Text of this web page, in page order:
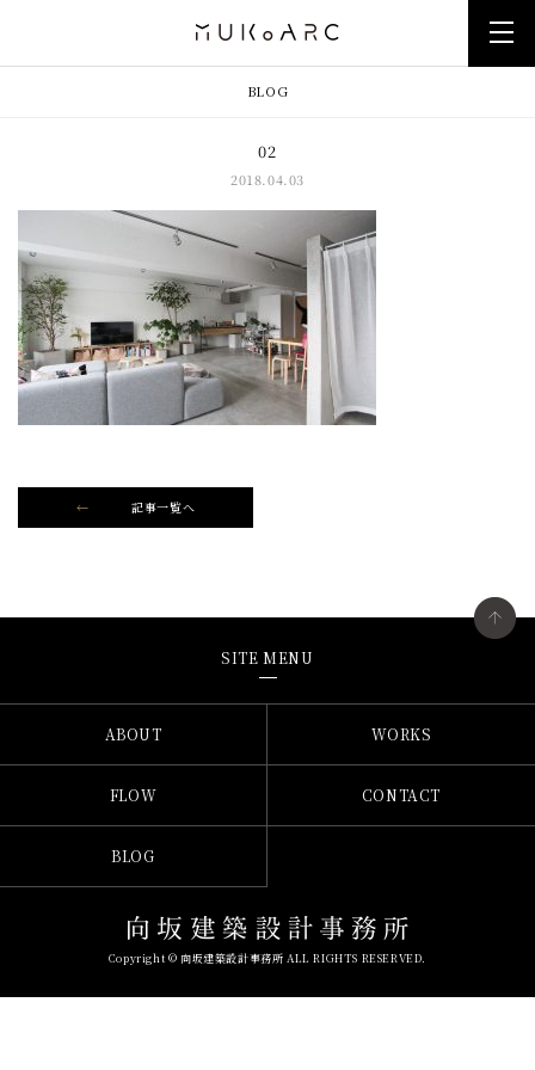
BLOG
02
2018.04.03
記事一覧へ
SITE MENU
ABOUT WORKS
FLOW CONTACT
BLOG
Copyright © 向坂建築設計事務所 ALL RIGHTS RESERVED.